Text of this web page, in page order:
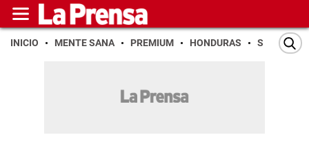
INICIO MENTE SANA PREMIUM HONDURAS SAN PEDRO